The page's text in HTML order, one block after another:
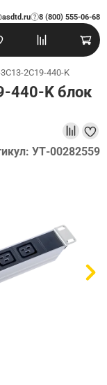
8 (800) 555-06-68
?
2C19-440-K
440-K блок
УТ-00282559